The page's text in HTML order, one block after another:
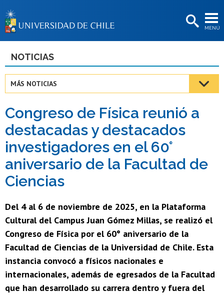
MENÚ
BIBLIOTECAS
Estudiantes
Académicas/os
Funcionarias/os
Egresadas/os
NOTICIAS
MÁS NOTICIAS
Congreso de Física reunió a
destacadas y destacados
investigadores en el 60°
aniversario de la Facultad de
Ciencias
Del 4 al 6 de noviembre de 2025, en la Plataforma
Cultural del Campus Juan Gómez Millas, se realizó el
Congreso de Física por el 60° aniversario de la
Facultad de Ciencias de la Universidad de Chile. Esta
instancia convocó a físicos nacionales e
internacionales, además de egresados de la Facultad
que han desarrollado su carrera dentro y fuera del